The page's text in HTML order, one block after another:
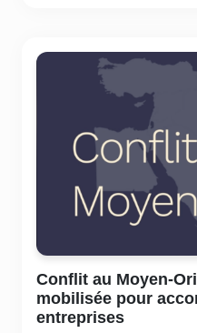
Conflit au Moyen-
mobilisée pour
entreprises